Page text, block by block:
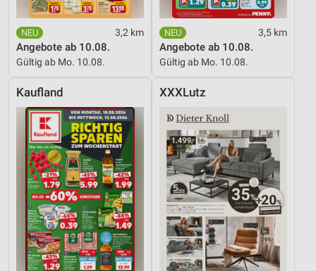
3,2 km
Angebote ab 10.08.
Gültig ab Mo. 10.08.
3,5 km
Angebote ab 10.08.
Gültig ab Mo. 10.08.
Kaufland XXXLutz